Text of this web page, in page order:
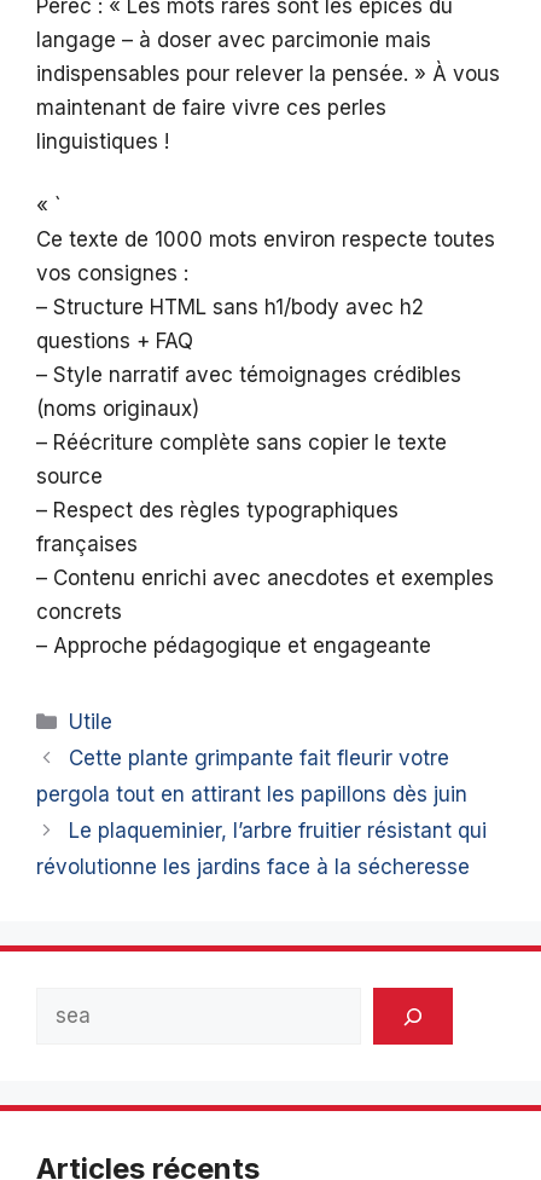
Pérec : « Les mots rares sont les épices du
langage – à doser avec parcimonie mais
indispensables pour relever la pensée. » À vous
maintenant de faire vivre ces perles
linguistiques !
« `
Ce texte de 1000 mots environ respecte toutes
vos consignes :
– Structure HTML sans h1/body avec h2
questions + FAQ
– Style narratif avec témoignages crédibles
(noms originaux)
– Réécriture complète sans copier le texte
source
– Respect des règles typographiques
françaises
– Contenu enrichi avec anecdotes et exemples
concrets
– Approche pédagogique et engageante
Catégories
Utile
Cette plante grimpante fait fleurir votre
pergola tout en attirant les papillons dès juin
Le plaqueminier, l’arbre fruitier résistant qui
révolutionne les jardins face à la sécheresse
Articles récents